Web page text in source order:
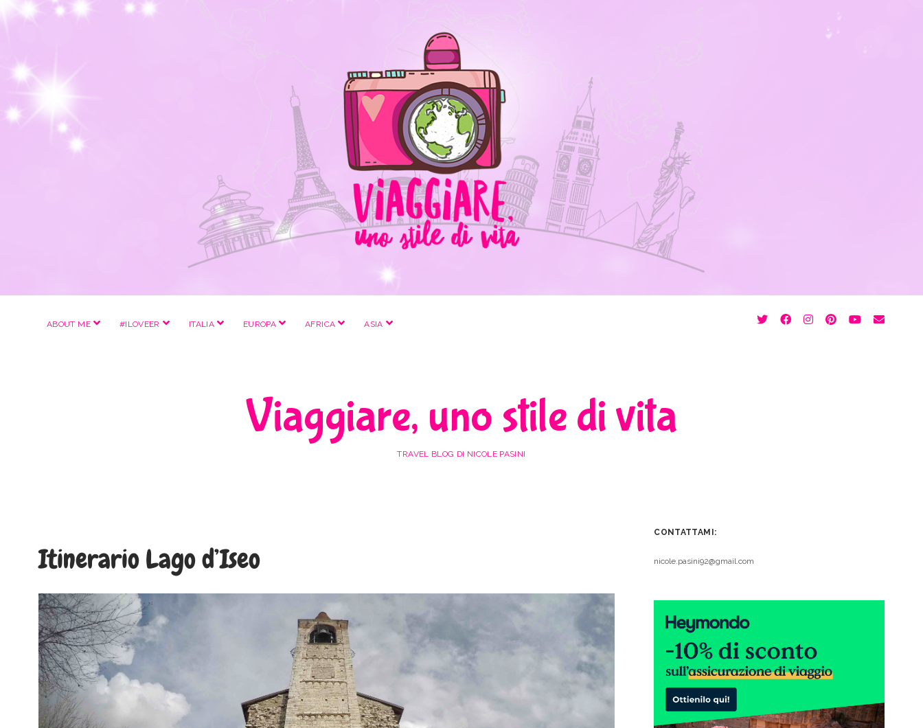
ABOUT ME apri
#ILOVEER apri
ITALIA apri
EUROPA apri
AFRICA apri
ASIA apri
twitterfacebookinstagram
pinterest
youtube
email
Viaggiare, uno stile di vita
TRAVEL BLOG DI NICOLE PASINI
Itinerario Lago d’Iseo
CONTATTAMI:
nicole.pasini92@gmail.com